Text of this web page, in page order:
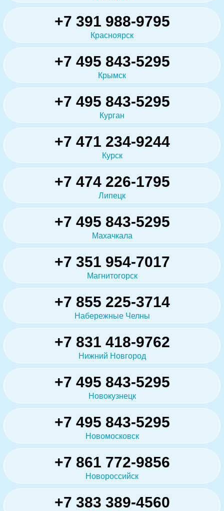
+7 391 988-9795
Красноярск
+7 495 843-5295
Крымск
+7 495 843-5295
Курган
+7 471 234-9244
Курск
+7 474 226-1795
Липецк
+7 495 843-5295
Махачкала
+7 351 954-7017
Магнитогорск
+7 855 225-3714
Набережные Челны
+7 831 418-9762
Нижний Новгород
+7 495 843-5295
Новокузнецк
+7 495 843-5295
Новомосковск
+7 861 772-9856
Новороссийск
+7 383 389-4560